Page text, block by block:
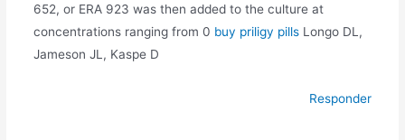
652, or ERA 923 was then added to the culture at
concentrations ranging from 0 buy priligy pillsLongo DL,
Jameson JL, Kaspe D
Responder